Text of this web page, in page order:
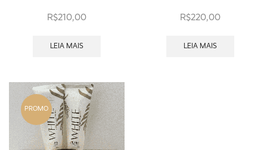
R$210,00
LEIA MAIS
R$220,00
LEIA MAIS
PROMO